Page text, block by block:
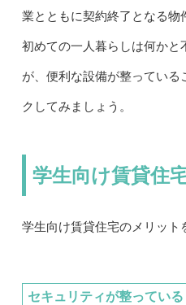
業とともに契約終了となる物
初めての一人暮らしは何かと
が、便利な設備が整っている
クしてみましょう。
学生向け賃貸住
学生向け賃貸住宅のメリット
セキュリティが整っている